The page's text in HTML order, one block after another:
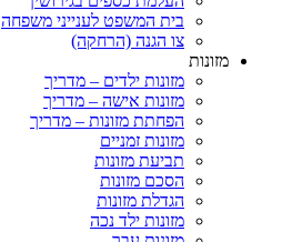
בית המשפט לענייני משפחה
צו הגנה (הרחקה)
מזונות
מזונות ילדים – מדריך
מזונות אישה – מדריך
הפחתת מזונות – מדריך
מזונות זמניים
תביעת מזונות
הסכם מזונות
הגדלת מזונות
מזונות ילד נכה